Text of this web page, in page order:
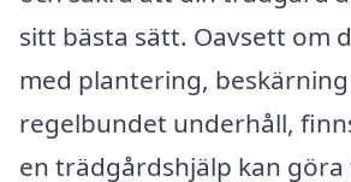
sitt bästa sätt. Oavsett om
med plantering,
regelbundet underhåll,
en trädgårdshjälp kan